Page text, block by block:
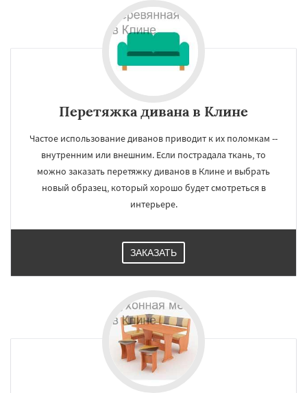
Перетяжка дивана в Клине
Частое использование диванов приводит к их поломкам --
внутренним или внешним. Если пострадала ткань, то
можно заказать перетяжку диванов в Клине и выбрать
новый образец, который хорошо будет смотреться в
интерьере.
ЗАКАЗАТЬ